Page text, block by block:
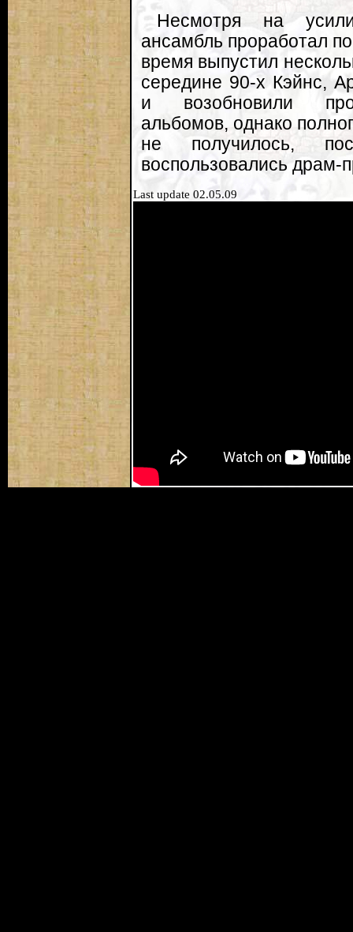
Несмотря на
ансамбль проработал
время выпустил
середине 90-х Кэйнс,
и возобновили
альбомов, однако
не получилось,
воспользовались драм-
Last update 02.05.09